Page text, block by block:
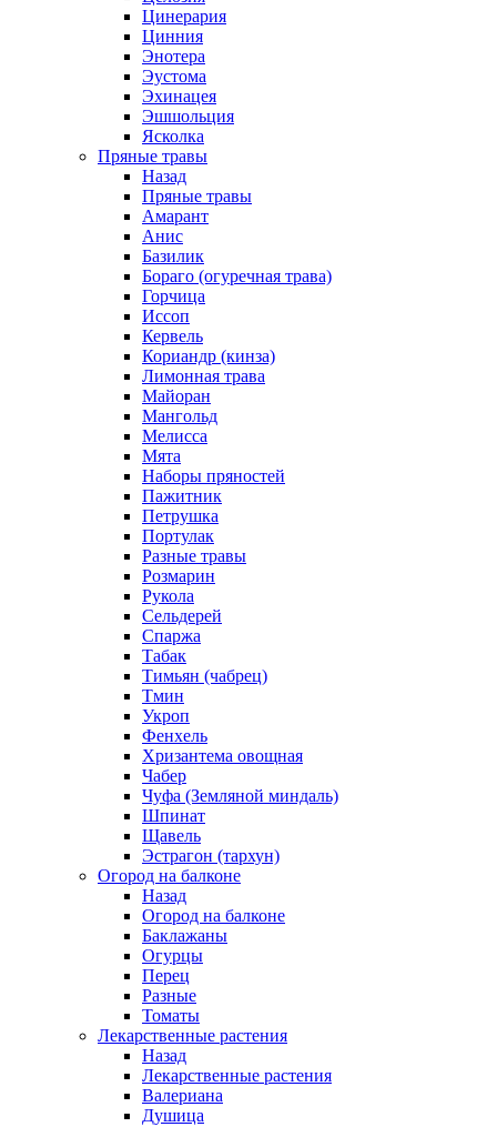
Цинерария
Цинния
Энотера
Эустома
Эхинацея
Эшшольция
Ясколка
Пряные травы
Назад
Пряные травы
Амарант
Анис
Базилик
Бораго (огуречная трава)
Горчица
Иссоп
Кервель
Кориандр (кинза)
Лимонная трава
Майоран
Мангольд
Мелисса
Мята
Наборы пряностей
Пажитник
Петрушка
Портулак
Разные травы
Розмарин
Рукола
Сельдерей
Спаржа
Табак
Тимьян (чабрец)
Тмин
Укроп
Фенхель
Хризантема овощная
Чабер
Чуфа (Земляной миндаль)
Шпинат
Щавель
Эстрагон (тархун)
Огород на балконе
Назад
Огород на балконе
Баклажаны
Огурцы
Перец
Разные
Томаты
Лекарственные растения
Назад
Лекарственные растения
Валериана
Душица